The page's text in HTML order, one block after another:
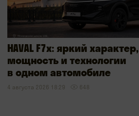
HAVAL F7x: яркий характер,
мощность и технологии
в одном автомобиле
4 августа 2026 18:29 648